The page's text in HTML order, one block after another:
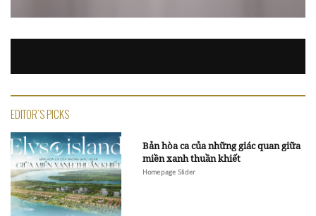
EDITOR'S PICKS
Bản hòa ca của những giác quan giữa
miền xanh thuần khiết
Homepage Slider